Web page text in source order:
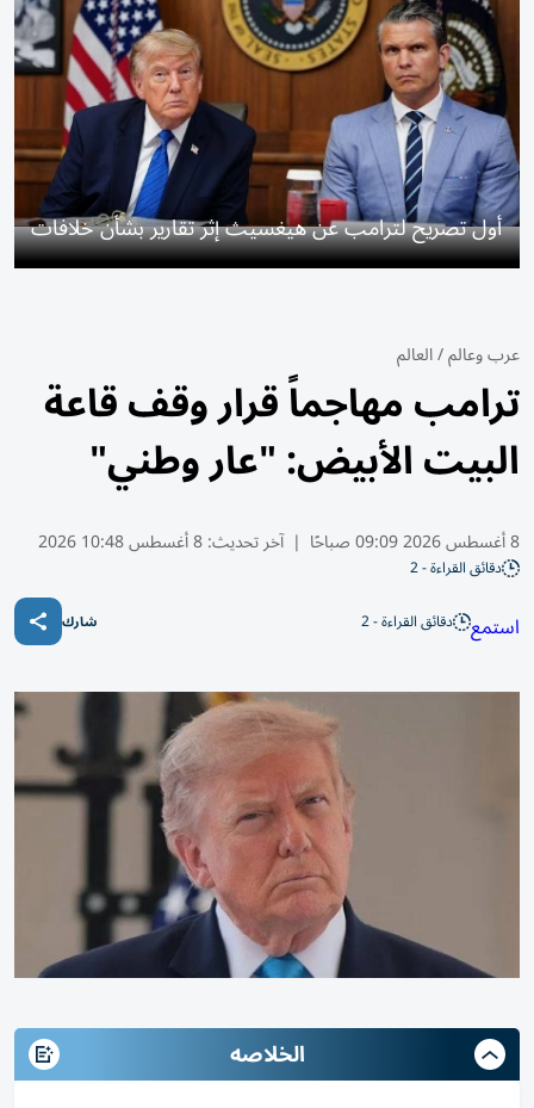
أول تصريح لترامب عن هيغسيث إثر تقارير بشأن خلافات
عرب وعالم/العالم
ترامب مهاجماً قرار وقف قاعة
البيت الأبيض: "عار وطني"
8 أغسطس 2026 09:09 صباحًا | آخر تحديث:8 أغسطس 10:48 2026
دقائق القراءة - 2
استمع دقائق القراءة - 2 شارك
الخلاصه